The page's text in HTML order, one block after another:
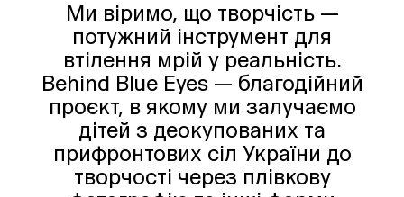
Ми віримо, що творчість —
потужний інструмент для
втілення мрій у реальність.
Behind Blue Eyes — благодійний
проєкт, в якому ми залучаємо
дітей з деокупованих та
прифронтових сіл України до
творчості через плівкову